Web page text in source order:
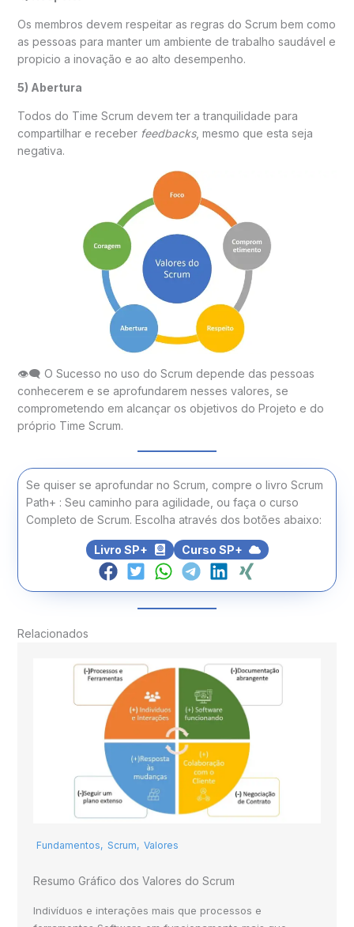
Os membros devem respeitar as regras do Scrum bem como
as pessoas para manter um ambiente de trabalho saudável e
propicio a inovação e ao alto desempenho.
5) Abertura
Todos do Time Scrum devem ter a tranquilidade para
compartilhar e receber feedbacks, mesmo que esta seja
negativa.
👁‍🗨 O Sucesso no uso do Scrum depende das pessoas
conhecerem e se aprofundarem nesses valores, se
comprometendo em alcançar os objetivos do Projeto e do
próprio Time Scrum.
Se quiser se aprofundar no Scrum, compre o livro Scrum
Path+ : Seu caminho para agilidade, ou faça o curso
Completo de Scrum. Escolha através dos botões abaixo:
Livro SP+ Curso SP+
Relacionados
Fundamentos, Scrum, Valores
Resumo Gráfico dos Valores do Scrum
Indivíduos e interações mais que processos e